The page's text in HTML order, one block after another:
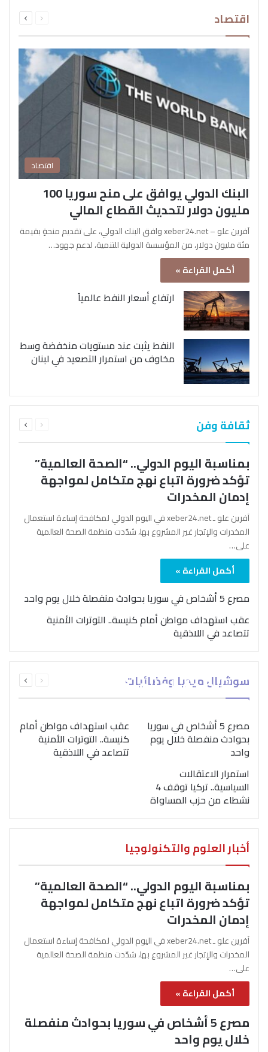
اقتصاد الصفحةالصفحة
اقتصاد
البنك الدولي يوافق على منح سوريا 100
مليون دولار لتحديث القطاع المالي
آفرين علو – xeber24.net وافق البنك الدولي، على تقديم منحةٍ بقيمة
مئة مليون دولار، من المؤسسة الدولية للتنمية، لدعم جهود…
أكمل القراءة »
ارتفاع أسعار النفط عالمياً
النفط يثبت عند مستويات منخفضة وسط
مخاوف من استمرار التصعيد في لبنان
ثقافة وفن الصفحةالصفحة
بمناسبة اليوم الدولي.. “الصحة العالمية”
تؤكد ضرورة اتباع نهج متكامل لمواجهة
إدمان المخدرات
آفرين علو ـ xeber24.net في اليوم الدولي لمكافحة إساءة استعمال
المخدرات والإتجار غير المشروع بها، شدّدت منظمة الصحة العالمية
على…
أكمل القراءة »
مصرع 5 أشخاص في سوريا بحوادث منفصلة خلال يوم واحد
عقب استهداف مواطن أمام كنيسة.. التوترات الأمنية
تتصاعد في اللاذقية
سوشيال ميديا وفضائيات الصفحةالصفحة
بمناسبة اليوم الدولي..
“الصحة العالمية” تؤكد
ضرورة اتباع نهج متكامل
لمواجهة إدمان المخدرات
مصرع 5 أشخاص في سوريا
بحوادث منفصلة خلال يوم
واحد
عقب استهداف مواطن أمام
كنيسة.. التوترات الأمنية
تتصاعد في اللاذقية
استمرار الاعتقالات
السياسية.. تركيا توقف 4
نشطاء من حزب المساواة
أخبار العلوم والتكنولوجيا
بمناسبة اليوم الدولي.. “الصحة العالمية”
تؤكد ضرورة اتباع نهج متكامل لمواجهة
إدمان المخدرات
آفرين علو ـ xeber24.net في اليوم الدولي لمكافحة إساءة استعمال
المخدرات والإتجار غير المشروع بها، شدّدت منظمة الصحة العالمية
على…
أكمل القراءة »
مصرع 5 أشخاص في سوريا بحوادث منفصلة
خلال يوم واحد